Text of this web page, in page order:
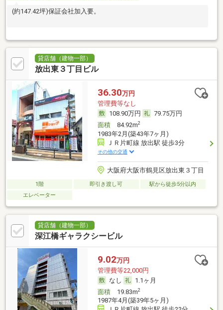
(約147.42坪)保証会社加入要。
貸店舗（建物一部）
放出東３丁目ビル
36.30万円
管理費等なし
108.90万円
79.75万円
面積84.92m2
1983年2月(築43年7ヶ月)
ＪＲ片町線 放出駅 徒歩3分
その他の交通
大阪府大阪市鶴見区放出東３丁目
1階 即引き渡し可
駅から徒歩5分以内
エレベーター
貸店舗（建物一部）
深江橋ギャラクシービル
9.02万円
管理費等22,000円
なし
1.1ヶ月
面積19.83m2
1987年4月(築39年5ヶ月)